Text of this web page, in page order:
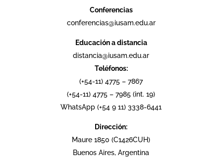
Conferencias
conferencias@iusam.edu.ar
Educación a distancia
distancia@iusam.edu.ar
Teléfonos:
(+54-11) 4775 – 7867
(+54-11) 4775 – 7985 (int. 19)
WhatsApp (+54 9 11) 3338-6441
Dirección:
Maure 1850 (C1426CUH)
Buenos Aires, Argentina